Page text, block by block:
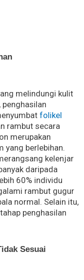
melindungi kulit
penghasilan
folikel
rambut secara
merupakan
yang berlebihan.
kelenjar
daripada
60% individu
rambut gugur
normal. Selain itu,
penghasilan
Sesuai